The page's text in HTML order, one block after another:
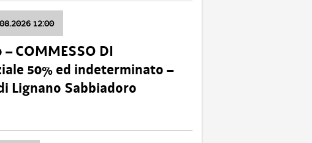
12:00
COMMESSO DI
50% ed indeterminato –
Lignano Sabbiadoro